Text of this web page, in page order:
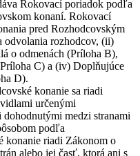
Rokovací poriadok podľa
konaní. Rokovací
pred Rozhodcovským
odvolania rozhodcov, (ii)
o odmenách (Príloha B),
C) a (iv) Doplňujúce
D).
konanie sa riadi
určenými
medzi stranami
podľa
konanie riadi Zákonom o
alebo jej časť, ktorá ani s